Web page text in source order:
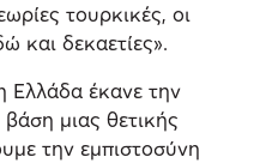
τουρκικές, οι
και δεκαετίες».
Ελλάδα έκανε την
μιας θετικής
την εμπιστοσύνη